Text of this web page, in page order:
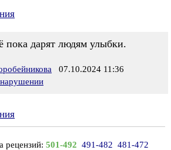
пока дарят людям улыбки.
07.10.2024 11:36
рецензий: 501-492 491-482 481-472